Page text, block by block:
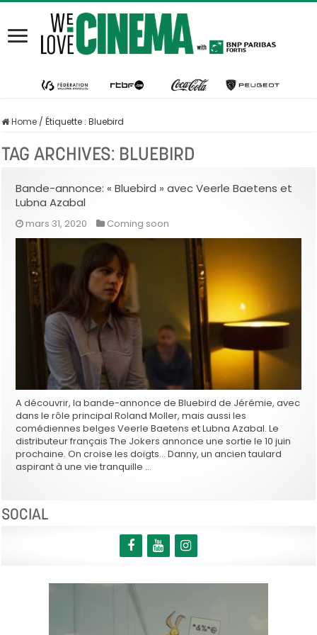
Home / Étiquette :Bluebird
TAG ARCHIVES: BLUEBIRD
Bande-annonce: « Bluebird » avec Veerle Baetens et
Lubna Azabal
mars 31, 2020 Coming soon
A découvrir, la bande-annonce de Bluebird de Jérémie, avec
dans le rôle principal Roland Moller, mais aussi les
comédiennes belges Veerle Baetens et Lubna Azabal. Le
distributeur français The Jokers annonce une sortie le 10 juin
prochaine. On croise les doigts… Danny, un ancien taulard
aspirant à une vie tranquille …
SOCIAL